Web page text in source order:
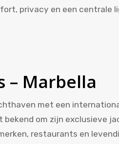
privacy en een centrale
– Marbella
met een
om zijn exclusieve
restaurants en